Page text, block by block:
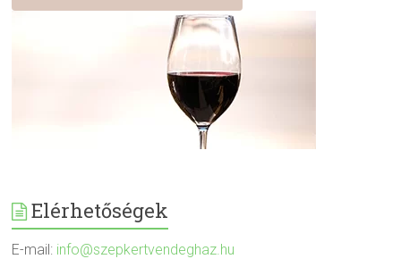
Elérhetőségek
E-mail: info@szepkertvendeghaz.hu